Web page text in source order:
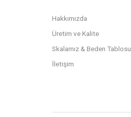
Hakkımızda
Üretim ve Kalite
Skalamız & Beden Tablosu
İletişim